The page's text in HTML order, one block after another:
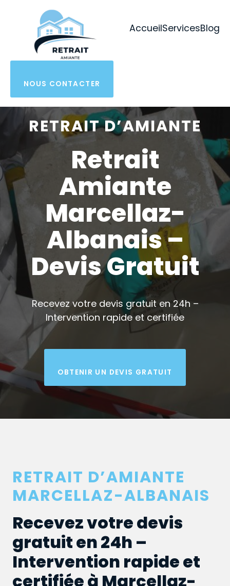
AccueilServicesBlog
NOUS CONTACTER
RETRAIT D’AMIANTE
Retrait
Amiante
Marcellaz-
Albanais –
Devis Gratuit
Recevez votre devis gratuit en 24h –
Intervention rapide et certifiée
OBTENIR UN DEVIS GRATUIT
RETRAIT D’AMIANTE
MARCELLAZ-ALBANAIS
Recevez votre devis
gratuit en 24h –
Intervention rapide et
certifiée à Marcellaz-